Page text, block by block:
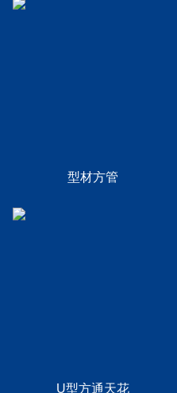
型材方管
U型方通天花